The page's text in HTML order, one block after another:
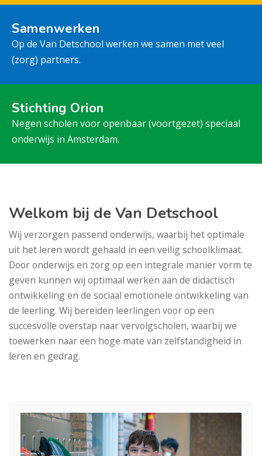
Samenwerken
Op de Van Detschool werken we samen met veel
(zorg) partners.
Stichting Orion
Negen scholen voor openbaar (voortgezet) speciaal
onderwijs in Amsterdam.
Welkom bij de Van Detschool
Wij verzorgen passend onderwijs, waarbij het optimale
uit het leren wordt gehaald in een veilig schoolklimaat.
Door onderwijs en zorg op een integrale manier vorm te
geven kunnen wij optimaal werken aan de didactisch
ontwikkeling en de sociaal emotionele ontwikkeling van
de leerling. Wij bereiden leerlingen voor op een
succesvolle overstap naar vervolgscholen, waarbij we
toewerken naar een hoge mate van zelfstandigheid in
leren en gedrag.